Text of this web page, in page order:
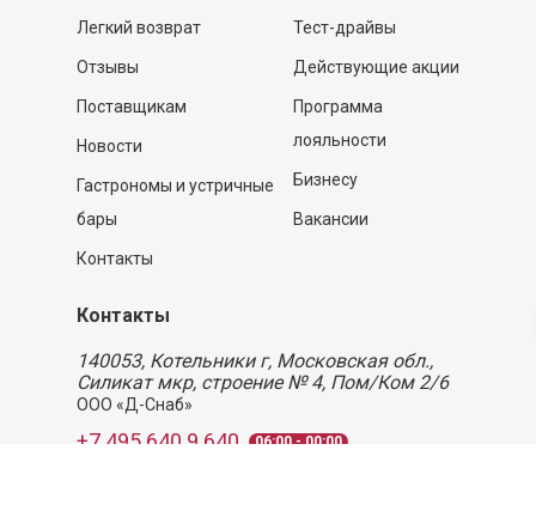
Легкий возврат
Отзывы
Поставщикам
Новости
Гастрономы и устричные
бары
Контакты
Тест-драйвы
Действующие акции
Программа
лояльности
Бизнесу
Вакансии
Контакты
140053, Котельники г, Московская обл.,
Силикат мкр, строение № 4, Пом/Ком 2/6
ООО «Д-Снаб»
+7 495 640 9 640 06:00 - 00:00